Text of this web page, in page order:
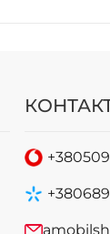
+38050
+38068